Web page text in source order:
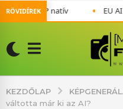
RÖVIDÍREK
4MP natív EU AI
KEZDŐLAP
váltotta már ki az AI?